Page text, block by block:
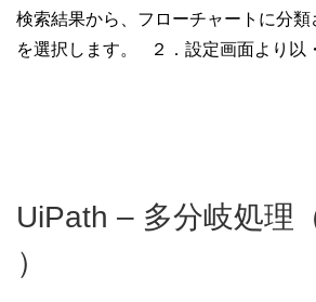
検索結果から、フローチャートに分
を選択します。 ２．設定画面より以
UiPath – 多分岐処理
）